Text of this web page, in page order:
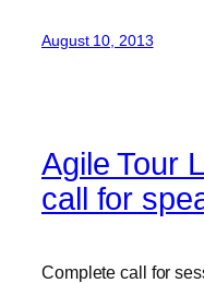
August 10, 2013
Agile Tour
call for
Complete call for